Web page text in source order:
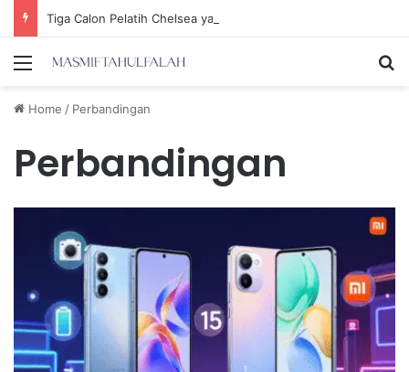
Menu
Home / Perbandingan
Perbandingan